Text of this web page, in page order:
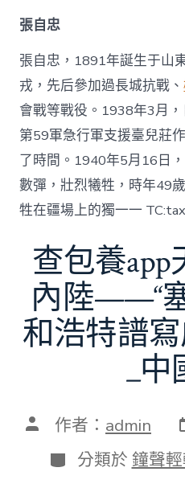
張自忠
張自忠，1891年誕生于山
戎，先后參加過長城抗戰、
會戰等戰役。1938年3月
第59軍急行軍支援臺兒莊
了時間。1940年5月16日
數彈，壯烈犧牲，時年49
牲在疆場上的獨一一
查包養
內陸——“
和浩特譜
_中
文 作者： admin
分
類
分類於 鐘聲